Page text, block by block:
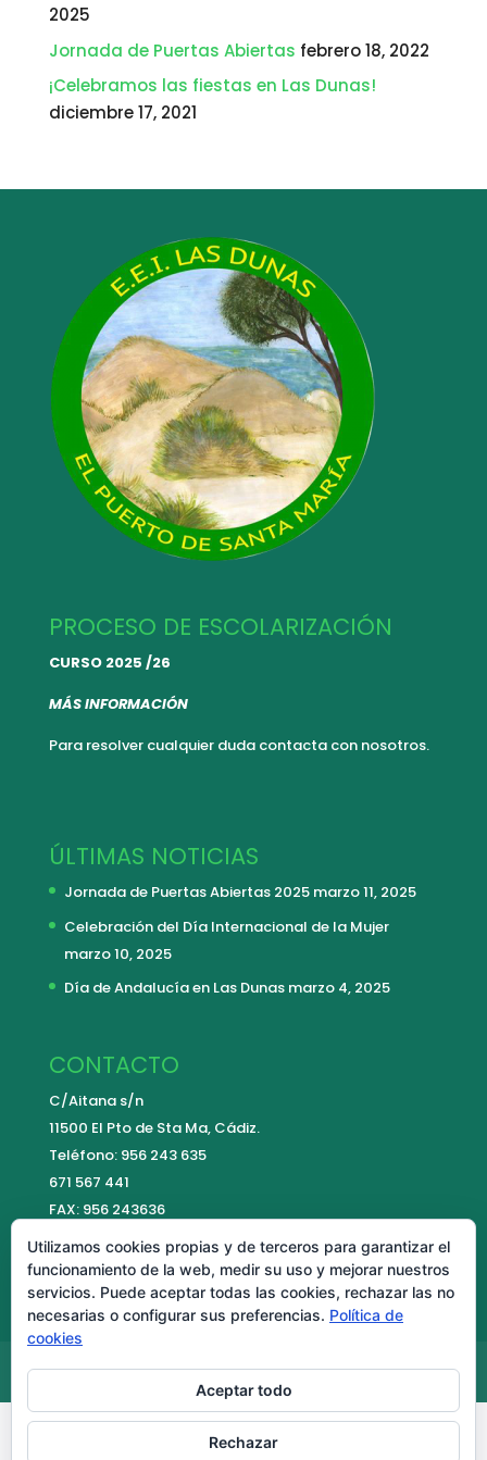
2025
Jornada de Puertas Abiertas febrero 18, 2022
¡Celebramos las fiestas en Las Dunas!
diciembre 17, 2021
PROCESO DE ESCOLARIZACIÓN
CURSO 2025 /26
MÁS INFORMACIÓN
Para resolver cualquier dudacontacta con nosotros.
ÚLTIMAS NOTICIAS
Jornada de Puertas Abiertas 2025 marzo 11, 2025
Celebración del Día Internacional de la Mujer
marzo 10, 2025
Día de Andalucía en Las Dunas marzo 4, 2025
CONTACTO
C/Aitana s/n
11500 El Pto de Sta Ma, Cádiz.
Teléfono: 956 243 635
671 567 441
FAX: 956 243636
E-mail:
contacto@colegiolasdunas.es
Aviso Legal Política de cookies
Utilizamos cookies propias y de terceros para garantizar el
funcionamiento de la web, medir su uso y mejorar nuestros
servicios. Puede aceptar todas las cookies, rechazar las no
necesarias o configurar sus preferencias. Política de
cookies
Aceptar todo
Rechazar